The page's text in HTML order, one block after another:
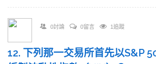
0討論 0留言 1追蹤
12. 下列那一交易所首先以S&P